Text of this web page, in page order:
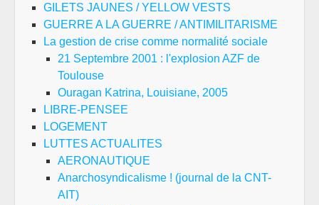
GILETS JAUNES / YELLOW VESTS
GUERRE A LA GUERRE / ANTIMILITARISME
La gestion de crise comme normalité sociale
21 Septembre 2001 : l'explosion AZF de
Toulouse
Ouragan Katrina, Louisiane, 2005
LIBRE-PENSEE
LOGEMENT
LUTTES ACTUALITES
AERONAUTIQUE
Anarchosyndicalisme ! (journal de la CNT-
AIT)